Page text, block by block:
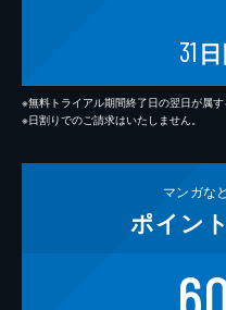
31
※無料トライアル期間終了日の翌日が属す
※日割りでのご請求はいたしません。
マンガな
ポイント